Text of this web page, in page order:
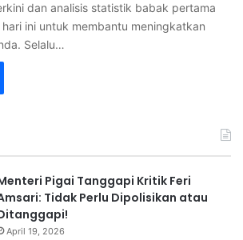
dan analisis statistik babak pertama
ini untuk membantu meningkatkan
Selalu…
Pigai Tanggapi Kritik Feri
Tidak Perlu Dipolisikan atau
April 19, 2026